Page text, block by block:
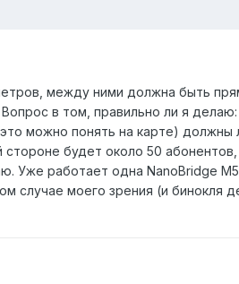
между ними должна быть
в том, правильно ли я
можно понять на карте) должны
будет около 50
Уже работает одна NanoBridge
случае моего зрения (и бинокля